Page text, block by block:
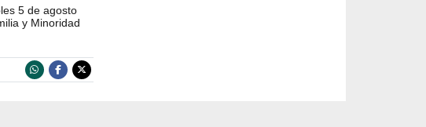
5 de agosto
y Minoridad